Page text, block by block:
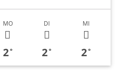
MO
2°
DI
2°
MI
2°